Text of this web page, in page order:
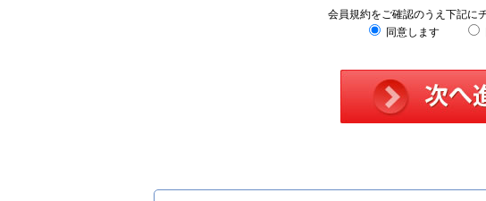
会員規約をご確認のうえ下記に
同意します